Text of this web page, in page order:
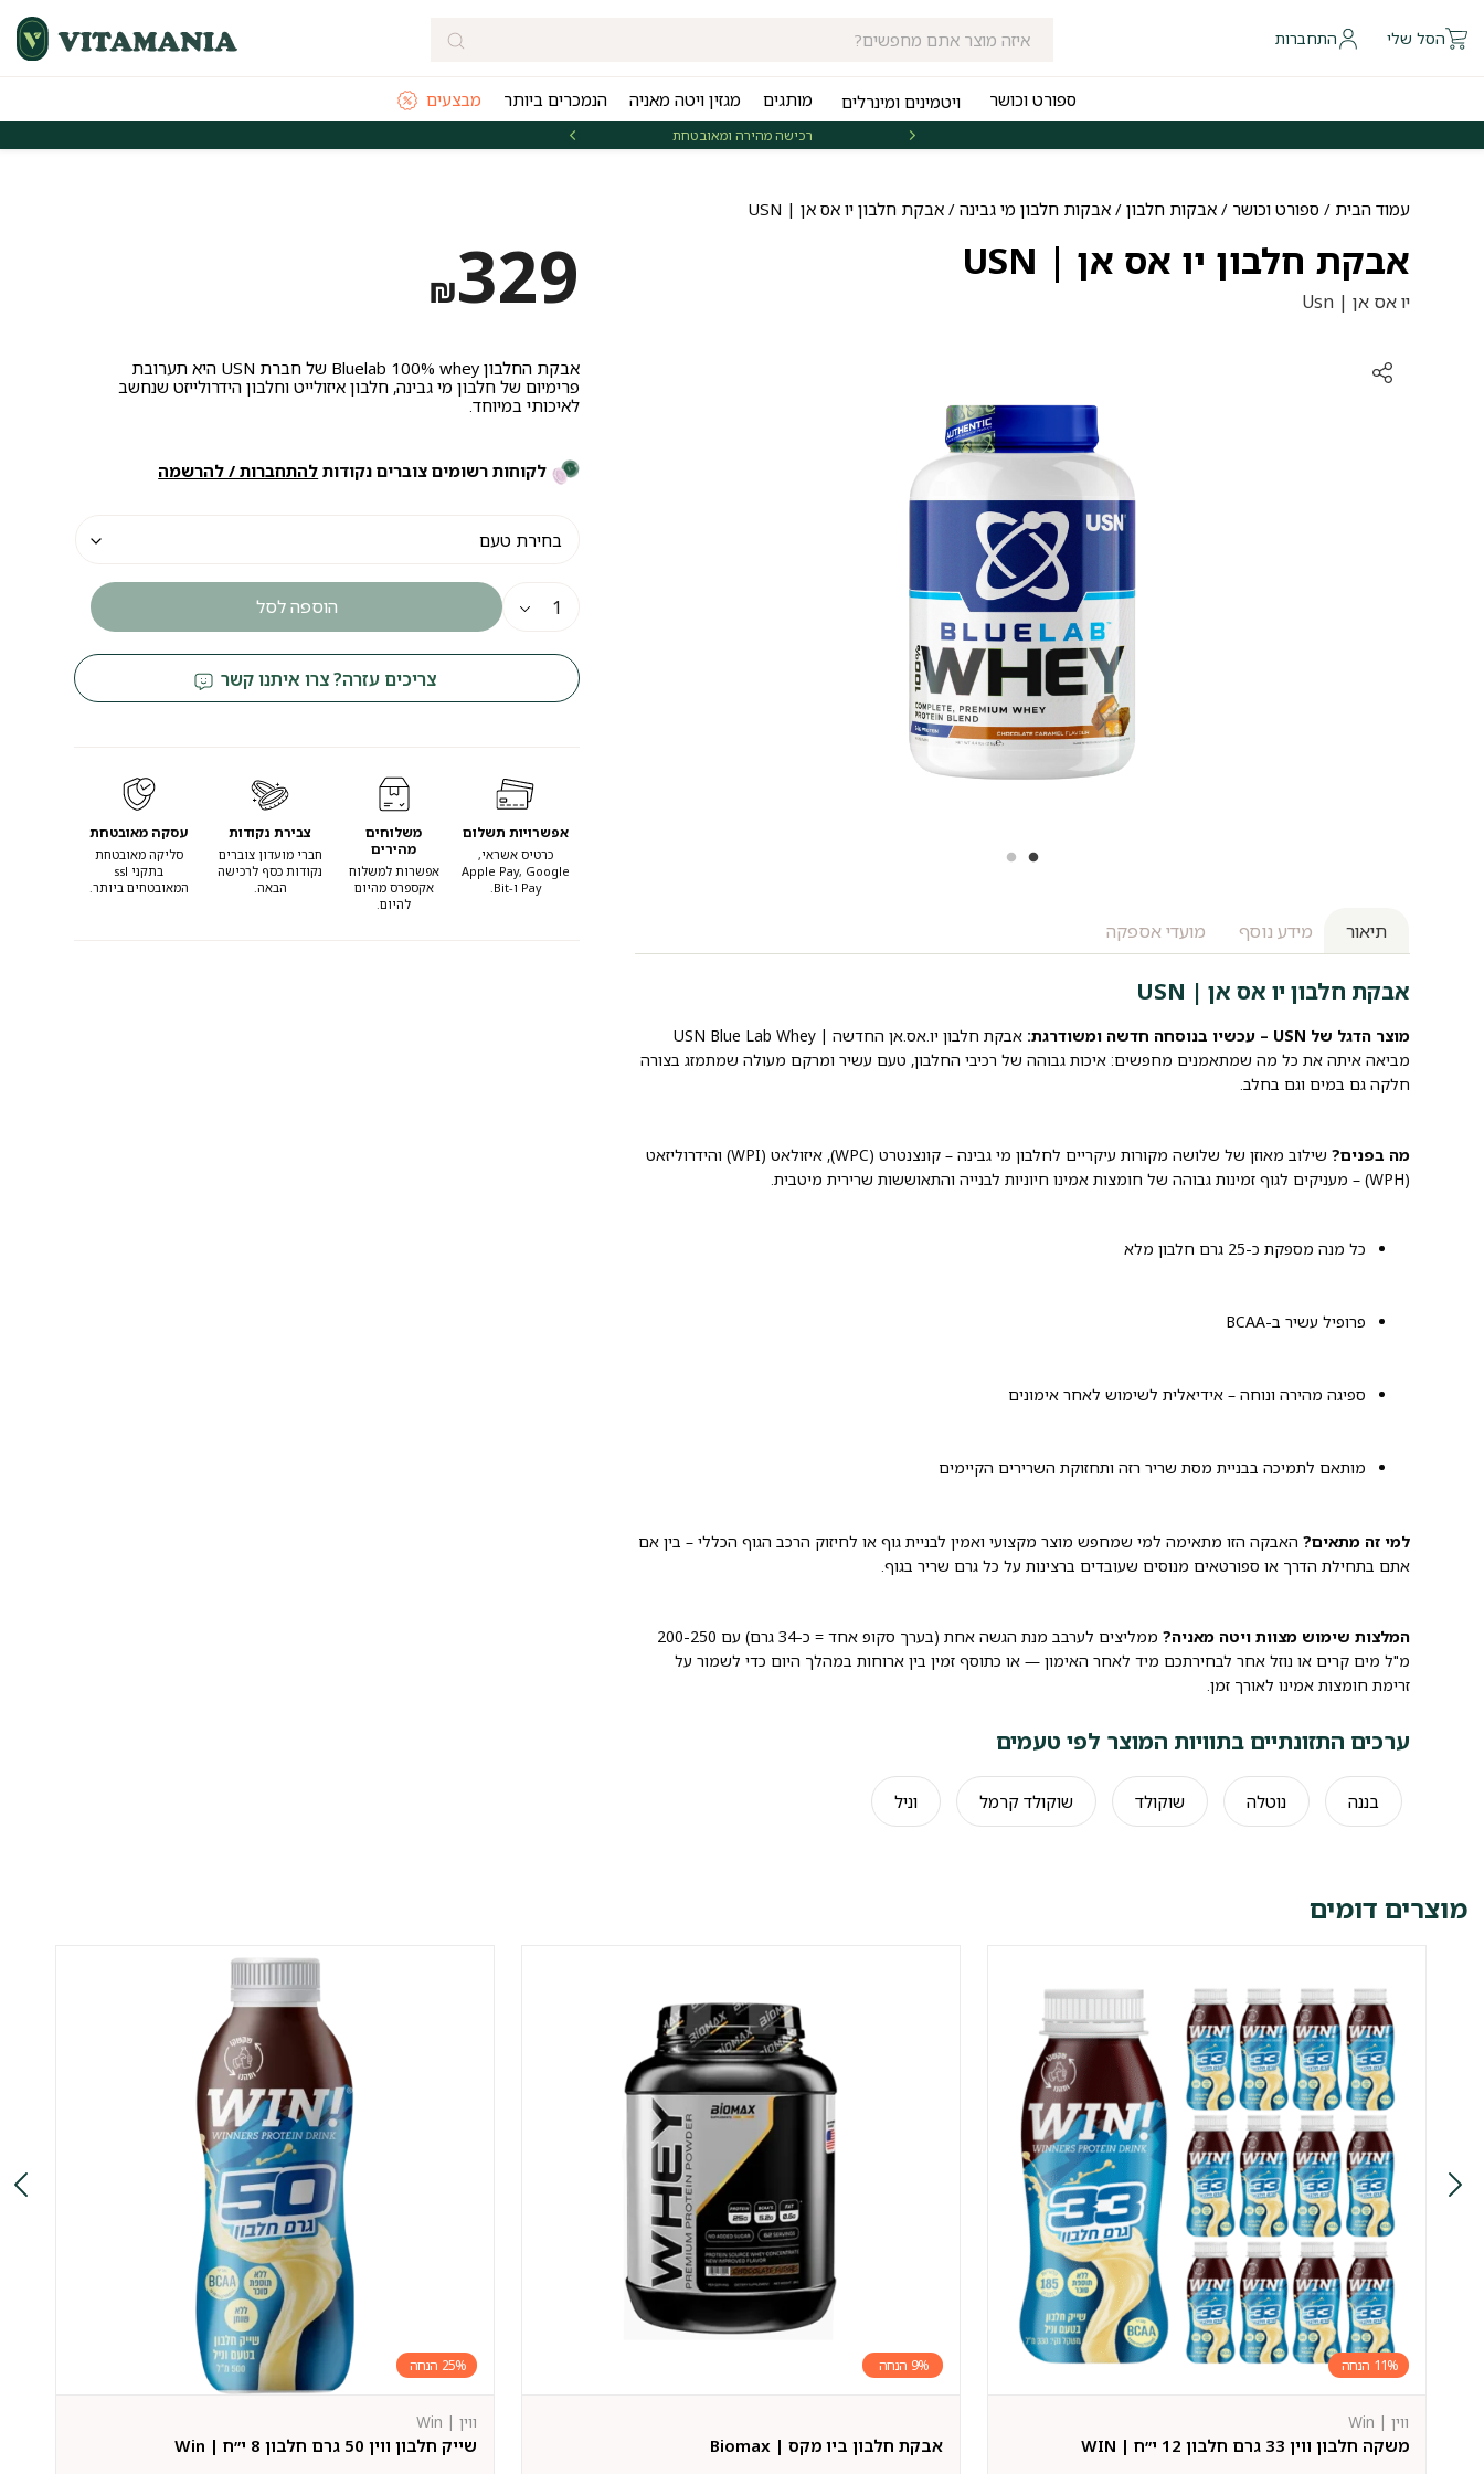
הסל שלי התחברות
ספורט וכושר ויטמינים ומינרלים מותגים מגזין ויטה מאניה הנמכרים ביותר מבצעים
רכישה מהירה ומאובטחת
עמוד הבית / ספורט וכושר / אבקות חלבון / אבקות חלבון מי גבינה / אבקת חלבון יו אס אן | USN
אבקת חלבון יו אס אן | USN
יו אס אן | Usn
תיאור מידע נוסף מועדי אספקה
אבקת חלבון יו אס אן | USN
מוצר הדגל של USN – עכשיו בנוסחה חדשה ומשודרגת:
אבקת חלבון יו.אס.אן החדשה | USN Blue Lab Whey
מביאה איתה את כל מה שמתאמנים מחפשים: איכות גבוהה של רכיבי החלבון, טעם עשיר ומרקם מעולה שמתמזג בצורה
חלקה גם במים וגם בחלב.
מה בפנים?
שילוב מאוזן של שלושה מקורות עיקריים לחלבון מי גבינה – קונצנטרט (WPC), איזולאט (WPI) והידרוליזאט
(WPH) – מעניקים לגוף זמינות גבוהה של חומצות אמינו חיוניות לבנייה והתאוששות שרירית מיטבית.
כל מנה מספקת כ-25 גרם חלבון מלא
פרופיל עשיר ב-BCAA
ספיגה מהירה ונוחה – אידיאלית לשימוש לאחר אימונים
מותאם לתמיכה בבניית מסת שריר רזה ותחזוקת השרירים הקיימים
למי זה מתאים? האבקה הזו מתאימה למי שמחפש מוצר מקצועי ואמין לבניית גוף או לחיזוק הרכב הגוף הכללי – בין אם
אתם בתחילת הדרך או ספורטאים מנוסים שעובדים ברצינות על כל גרם שריר בגוף.
המלצות שימוש מצוות ויטה מאניה?
ממליצים לערבב מנת הגשה אחת (בערך סקופ אחד = כ-34 גרם) עם 200-250
מ"ל מים קרים או נוזל אחר לבחירתכם מיד לאחר האימון — או כתוסף זמין בין ארוחות במהלך היום כדי לשמור על
זרימת חומצות אמינו לאורך זמן.
ערכים התזונתיים בתוויות המוצר לפי טעמים
בננה נוטלה שוקולד שוקולד קרמל וניל
₪329
אבקת החלבון Bluelab 100% whey של חברת USN היא תערובת
פרימיום של חלבון מי גבינה, חלבון איזולייט וחלבון הידרולייזט שנחשב
לאיכותי במיוחד.
לקוחות רשומים צוברים נקודות להתחברות / להרשמה
הוספה לסל
צריכים עזרה? צרו איתנו קשר
אפשרויות תשלום
כרטיס אשראי,
Apple Pay, Google
Pay ו-Bit.
משלוחים
מהירים
אפשרות למשלוח
אקספרס מהיום
להיום.
צבירת נקודות
חברי מועדון צוברים
נקודות כסף לרכישה
הבאה.
עסקה מאובטחת
סליקה מאובטחת
בתקני ssl
המאובטחים ביותר.
מוצרים דומים
11%
משקה חלבון ווין 33 גרם חלבון 12 י״ח | WIN
ווין | Win
9%
אבקת חלבון ביו מקס | Biomax
25%
שייק חלבון ווין 50 גרם חלבון 8 י״ח | Win
ווין | Win